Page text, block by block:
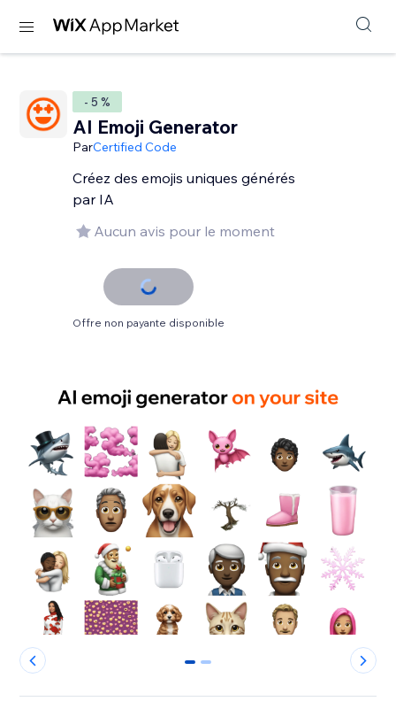
- 5 %
AI Emoji Generator
ParCertified Code
Créez des emojis uniques générés
par IA
Aucun avis pour le moment
Offre non payante disponible
0 1